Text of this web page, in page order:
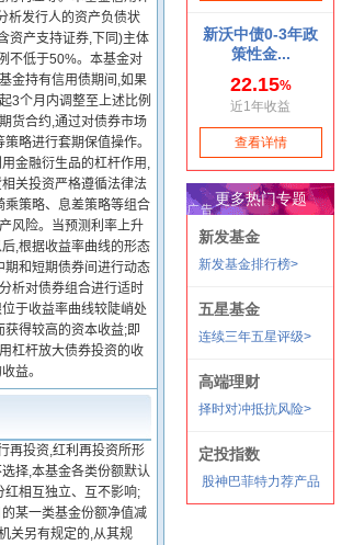
析发行人的资产负债状
资产支持证券,下同)主体
不低于50%。本基金对
金持有信用债期间,如果
3个月内调整至上述比例
货合约,通过对债券市场
略进行套期保值操作。
金融衍生品的杠杆作用,
关投资严格遵循法律法
策略、息差策略等组合
风险。当预测利率上升
,根据收益率曲线的形态
和短期债券间进行动态
析对债券组合进行适时
于收益率曲线较陡峭处
得较高的资本收益;即
杠杆放大债券投资的收
益。
再投资,红利再投资所形
择,本基金各类份额默认
相互独立、互不影响;
某一类基金份额净值减
关另有规定的,从其规